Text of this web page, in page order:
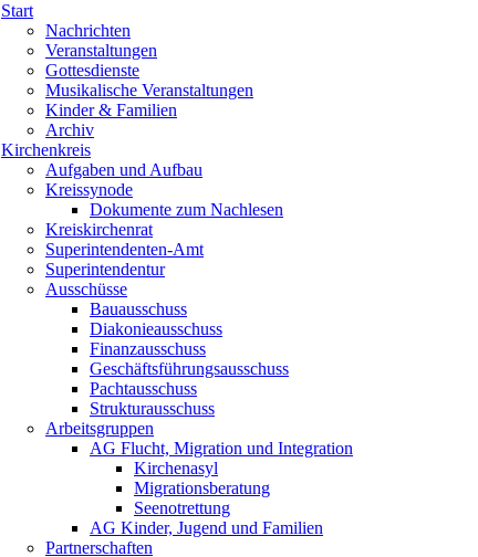
Start
Nachrichten
Veranstaltungen
Gottesdienste
Musikalische Veranstaltungen
Kinder & Familien
Archiv
Kirchenkreis
Aufgaben und Aufbau
Kreissynode
Dokumente zum Nachlesen
Kreiskirchenrat
Superintendenten-Amt
Superintendentur
Ausschüsse
Bauausschuss
Diakonieausschuss
Finanzausschuss
Geschäftsführungsausschuss
Pachtausschuss
Strukturausschuss
Arbeitsgruppen
AG Flucht, Migration und Integration
Kirchenasyl
Migrationsberatung
Seenotrettung
AG Kinder, Jugend und Familien
Partnerschaften